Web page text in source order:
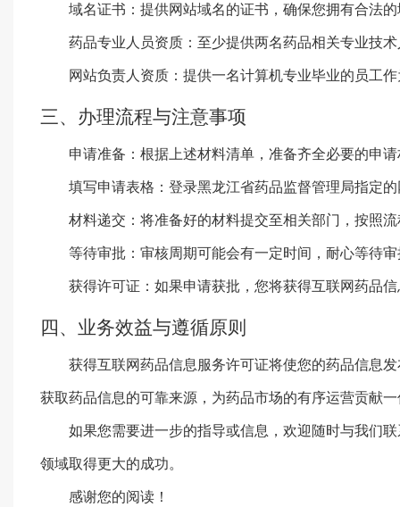
域名证书：提供网站域名的证书，确保您拥有合法
药品专业人员资质：至少提供两名药品相关专业技
网站负责人资质：提供一名计算机专业毕业的员工
三、办理流程与注意事项
申请准备：根据上述材料清单，准备齐全必要的申
填写申请表格：登录黑龙江省药品监督管理局指定
材料递交：将准备好的材料提交至相关部门，按照
等待审批：审核周期可能会有一定时间，耐心等待
获得许可证：如果申请获批，您将获得互联网药品
四、业务效益与遵循原则
获得互联网药品信息服务许可证将使您的药品信息
获取药品信息的可靠来源，为药品市场的有序运营贡献
如果您需要进一步的指导或信息，欢迎随时与我们
领域取得更大的成功。
感谢您的阅读！